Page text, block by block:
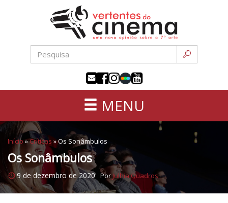
conteúdo
sétima
MENU
Início »Críticas »Os Sonâmbulos
Os Sonâmbulos
9 de dezembro de 2020 PorJulhia Quadros